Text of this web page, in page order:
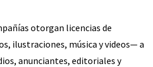
otorgan licencias de
ilustraciones, música y videos— a
anunciantes, editoriales y